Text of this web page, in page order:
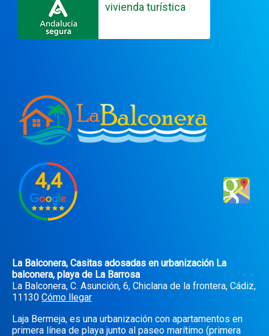
vivienda turística
4,4
La Balconera, Casitas adosadas en urbanización La
balconera, playa de La Barrosa
La Balconera, C. Asunción, 6, Chiclana de la frontera, Cádiz,
11130 Cómo llegar
Laja Bermeja, es una urbanización con apartamentos en
primera línea de playa junto al paseo marítimo (primera